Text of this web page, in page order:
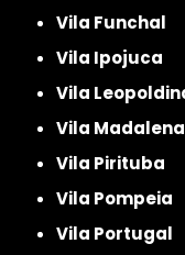
Vila Funchal
Vila Ipojuca
Vila
Vila Madalena
Vila Pirituba
Vila Pompeia
Vila Portugal